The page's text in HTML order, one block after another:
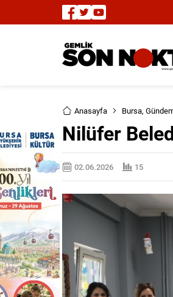
Anasayfa Bursa,
Nilüfer
02.06.2026 15